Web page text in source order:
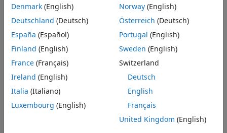
示例
H= simplify(G,
指定在多条边之间进行选择的方法。
边属性会保留。
可以是'first'（默认
值）、'last' 、 。
示例
= simplify( aggregatemethod )指定的方法是将多条边的权重
合并为一条新边的权重。
中所有其他边属性均舍弃。
或'mean'。
Denmark (English)
Deutschland (Deutsch)
España (Español)
Finland (English)
France (Français)
Ireland (English)
Italia (Italiano)
Luxembourg (English)
Norway(English)
Österreich (Deutsch)
Portugal (English)
Sweden (English)
Switzerland
Deutsch
English
Français
United Kingdom (English)